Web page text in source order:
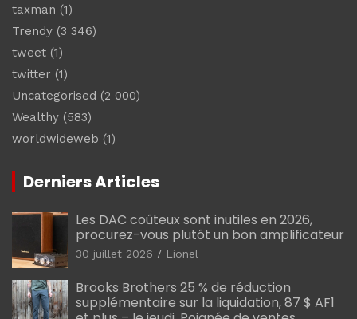
taxman (1)
Trendy (3 346)
tweet (1)
twitter (1)
Uncategorised (2 000)
Wealthy (583)
worldwideweb (1)
Derniers Articles
Les DAC coûteux sont inutiles en 2026,
procurez-vous plutôt un bon amplificateur
30 juillet 2026 Lionel
Brooks Brothers 25 % de réduction
supplémentaire sur la liquidation, 87 $ AF1